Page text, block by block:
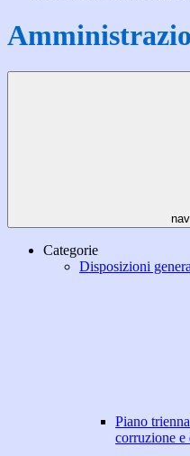
Categorie
Disposizioni
Piano
corruzione e